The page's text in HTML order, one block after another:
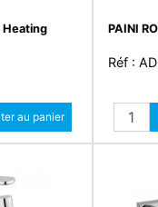
Heating
Quantitéquantité
quantité
au panier
PAINI
Réf :